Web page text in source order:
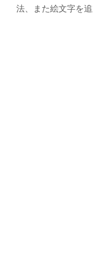
法、また絵文字を